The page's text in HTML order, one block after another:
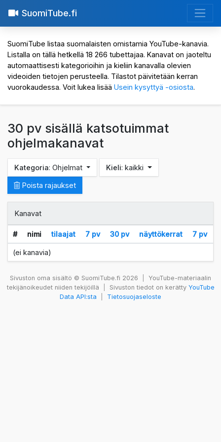
SuomiTube.fi
SuomiTube listaa suomalaisten omistamia YouTube-kanavia.
Listalla on tällä hetkellä 18 266 tubettajaa. Kanavat on jaoteltu
automaattisesti kategorioihin ja kieliin kanavalla olevien
videoiden tietojen perusteella. Tilastot päivitetään kerran
vuorokaudessa. Voit lukea lisää Usein kysyttyä -osiosta.
30 pv sisällä katsotuimmat
ohjelmakanavat
Kategoria: Ohjelmat Kieli: kaikki
Poista rajaukset
Kanavat
# nimi tilaajat 7 pv 30 pv näyttökerrat 7 pv
(ei kanavia)
Sivuston oma sisältö © SuomiTube.fi 2026
YouTube-materiaalin
tekijänoikeudet niiden tekijöillä
Sivuston tiedot on kerätty YouTube
Data API:sta
Tietosuojaseloste